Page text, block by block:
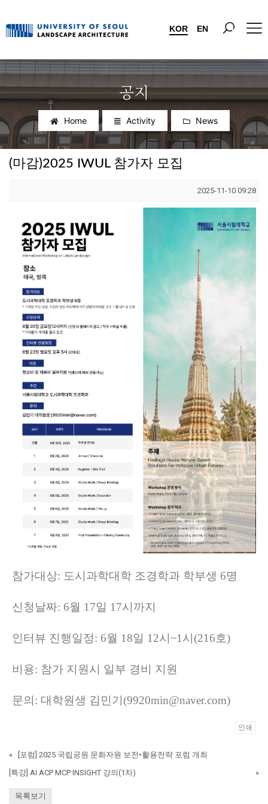
KOR EN
공지
Home Activity News
(마감)2025 IWUL 참가자 모집
2025-11-10 09:28
참가대상: 도시과학대학 조경학과 학부생 6명
신청날짜: 6월 17일 17시까지
인터뷰 진행일정: 6월 18일 12시~1시(216호)
비용: 참가 지원시 일부 경비 지원
문의: 대학원생 김민기(9920min@naver.com)
인쇄
«
[포럼] 2025 국립공원 문화자원 보전•활용전략 포럼 개최
[특강] AI ACP MCP INSIGHT 강의(1차)
»
목록보기